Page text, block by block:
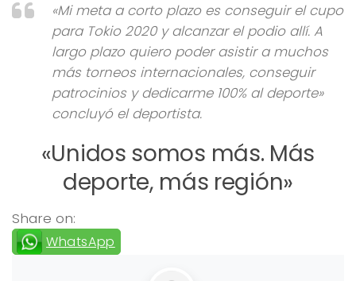
«Mi meta a corto plazo es conseguir el cupo
para Tokio 2020 y alcanzar el podio allí. A
largo plazo quiero poder asistir a muchos
más torneos internacionales, conseguir
patrocinios y dedicarme 100% al deporte»
concluyó el deportista.
«Unidos somos más. Más
deporte, más región»
Share on:
WhatsApp